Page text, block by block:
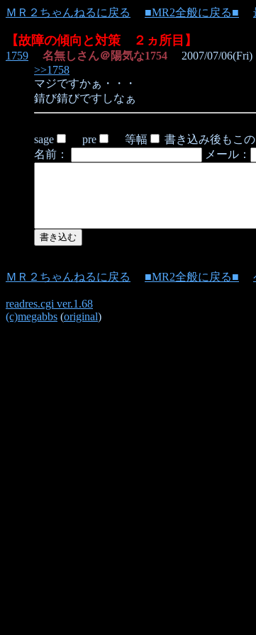
ＭＲ２ちゃんねるに戻る ■MR2全般に戻る■
【故障の傾向と対策 ２ヵ所目】
1759 名無しさん＠陽気な1754 2007/07/06(Fri)
>>1758
マジですかぁ・・・
錆び錆びですしなぁ
sage pre 等幅
書き込み後もこ
名前：
メール：
ＭＲ２ちゃんねるに戻る ■MR2全般に戻る■
readres.cgi ver.1.68
(c)megabbs (original)